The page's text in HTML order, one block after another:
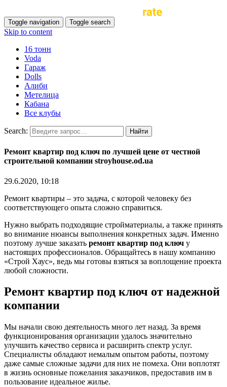
Toggle navigation Toggle search
Skip to content
16 тонн
Voda
Гараж
Dolls
Алиби
Метелица
Кабана
Все клубы
Search:
Ремонт квартир под ключ по лучшей цене от честной
строительной компании stroyhouse.od.ua
29.6.2020, 10:18
Ремонт квартиры – это задача, с которой человеку без
соответствующего опыта сложно справиться.
Нужно выбрать подходящие стройматериалы, а также принять
во внимание нюансы выполнения конкретных задач. Именно
поэтому лучше заказать ремонт квартир под ключ у
настоящих профессионалов. Обращайтесь в нашу компанию
«Строй Хаус», ведь мы готовы взяться за воплощение проекта
любой сложности.
Ремонт квартир под ключ от надежной
компании
Мы начали свою деятельность много лет назад. За время
функционирования организации удалось значительно
улучшить качество сервиса и расширить спектр услуг.
Специалисты обладают немалым опытом работы, поэтому
даже самые сложные задачи для них не помеха. Они воплотят
в жизнь основные пожелания заказчиков, предоставив им в
пользование идеальное жилье.